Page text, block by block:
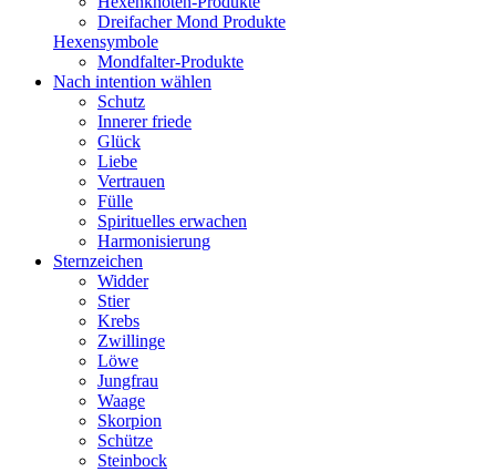
Dreifacher Mond Produkte
Hexensymbole
Mondfalter-Produkte
Nach intention wählen
Schutz
Innerer friede
Glück
Liebe
Vertrauen
Fülle
Spirituelles erwachen
Harmonisierung
Sternzeichen
Widder
Stier
Krebs
Zwillinge
Löwe
Jungfrau
Waage
Skorpion
Schütze
Steinbock